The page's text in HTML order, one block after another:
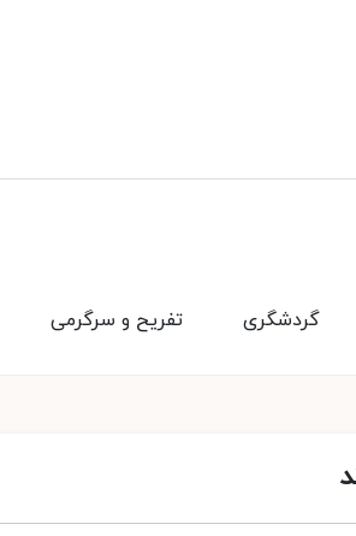
تفریح و سرگرمی گردشگری